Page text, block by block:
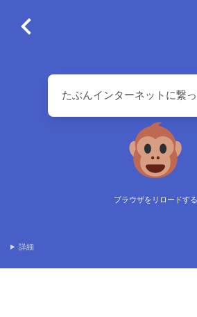
たぶんインターネットに繋
ブラウザをリロードする
詳細